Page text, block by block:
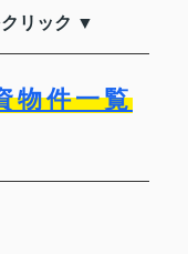
リック ▼
物件一覧